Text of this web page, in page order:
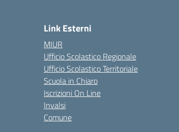
Link Esterni
MIUR
Ufficio Scolastico Regionale
Ufficio Scolastico Territoriale
Scuola in Chiaro
Iscrizioni On Line
Invalsi
Comune